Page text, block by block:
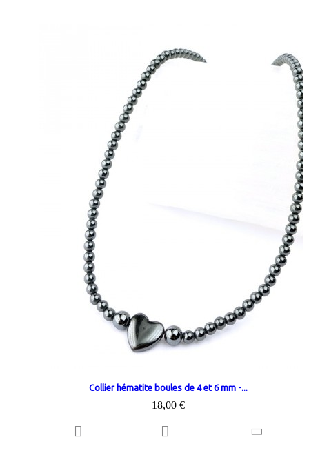
Collier hématite boules de 4 et 6 mm -...
18,00 €